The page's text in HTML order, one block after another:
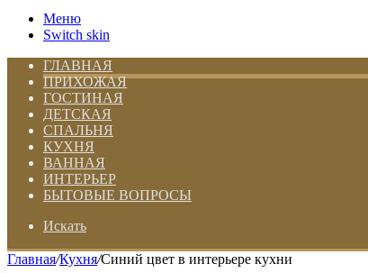
Меню
Switch skin
ГЛАВНАЯ
ПРИХОЖАЯ
ГОСТИНАЯ
ДЕТСКАЯ
СПАЛЬНЯ
КУХНЯ
ВАННАЯ
ИНТЕРЬЕР
БЫТОВЫЕ ВОПРОСЫ
Искать
Главная/Кухня/Синий цвет в интерьере кухни